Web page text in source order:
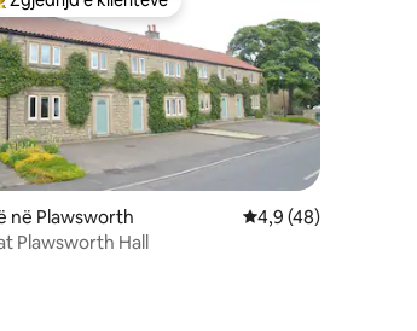
4,98 nga 5, 41 vlerësime
të mirat e zgjedhjeve të klientëve
në Plawsworth Vlerësimi mesatar
4,9 (48)
Plawsworth Hall